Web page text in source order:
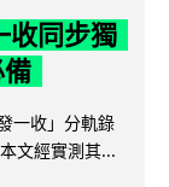
收同步獨
一收」分軌錄
文經實測其...